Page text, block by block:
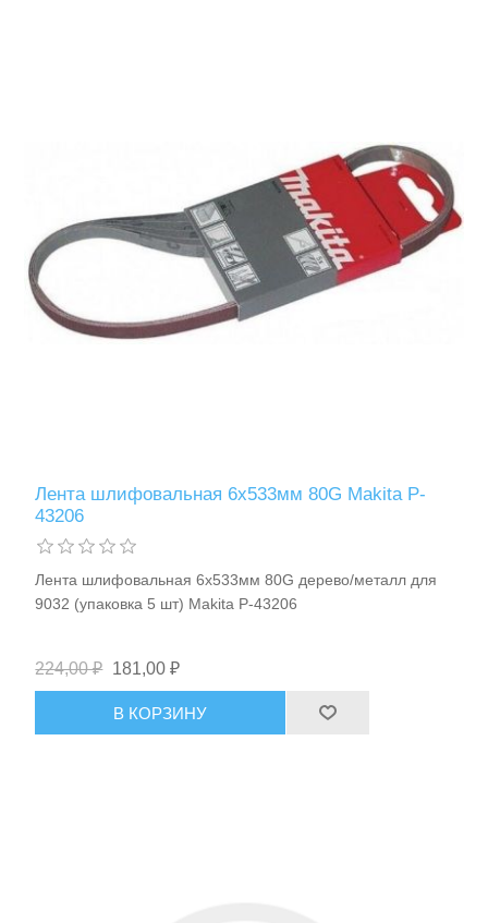
Лента шлифовальная 6х533мм 80G Makita P-
43206
Лента шлифовальная 6х533мм 80G дерево/металл для
9032 (упаковка 5 шт) Makita P-43206
224,00 ₽ 181,00 ₽
В КОРЗИНУ